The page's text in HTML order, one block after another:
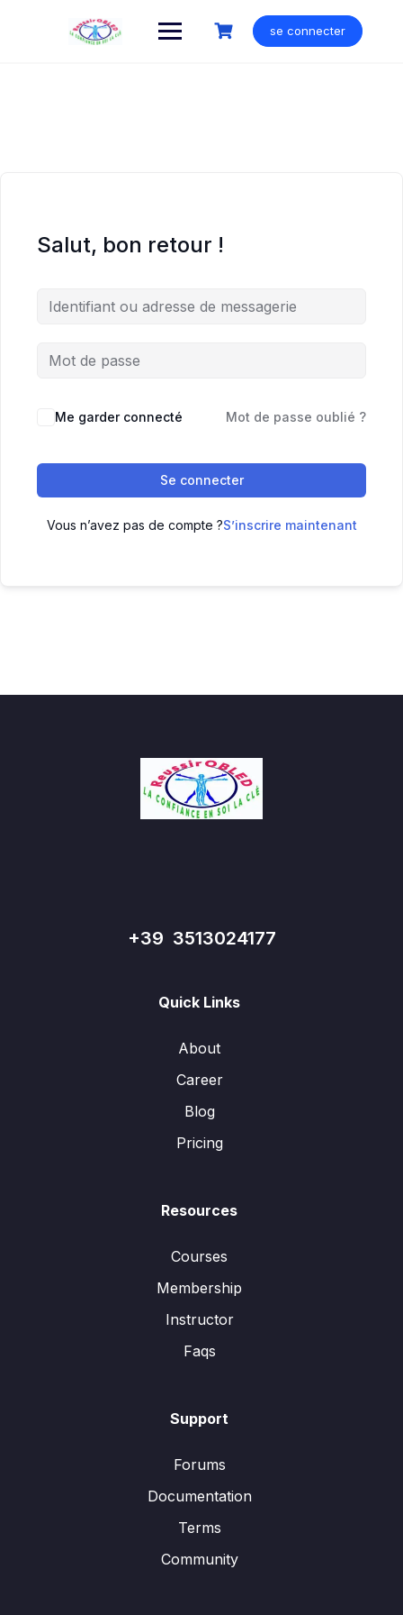
se connecter
Salut, bon retour !
Me garder connecté Mot de passe oublié ?
Se connecter
Vous n’avez pas de compte ?S’inscrire maintenant
+39 3513024177
Quick Links
About
Career
Blog
Pricing
Resources
Courses
Membership
Instructor
Faqs
Support
Forums
Documentation
Terms
Community